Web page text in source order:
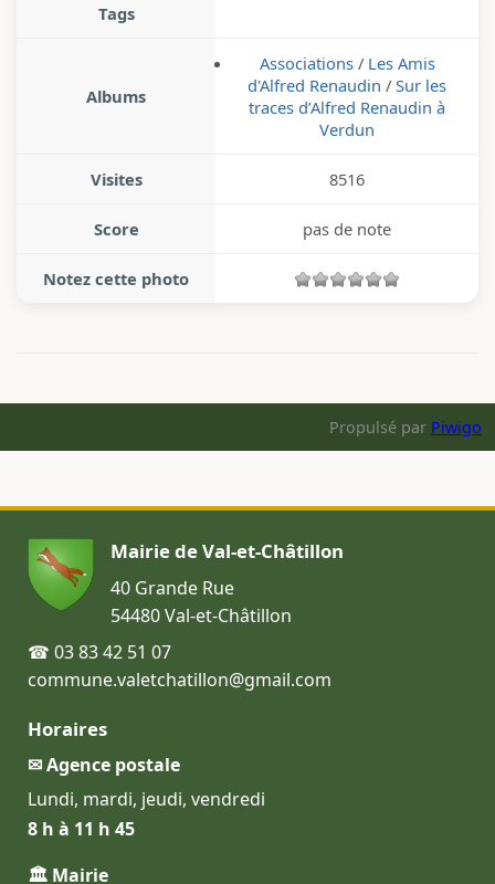
Tags
Albums
Associations/ Les Amis
d'Alfred Renaudin / Sur les
traces d’Alfred Renaudin à
Verdun
Visites 8516
Score pas de note
Notez cette photo
Propulsé par Piwigo
Mairie de Val-et-Châtillon
40 Grande Rue
54480 Val-et-Châtillon
☎ 03 83 42 51 07
commune.valetchatillon@gmail.com
Horaires
✉ Agence postale
Lundi, mardi, jeudi, vendredi
8 h à 11 h 45
🏛 Mairie